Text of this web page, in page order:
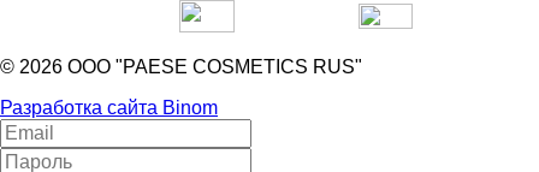
© 2026 ООО "PAESE COSMETICS RUS"
Разработка сайта Binom